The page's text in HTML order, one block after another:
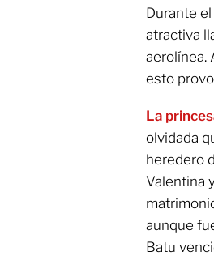
Durante
atractiva
aerolínea.
esto
La
olvidada
heredero
Valentina
aunque
Batu